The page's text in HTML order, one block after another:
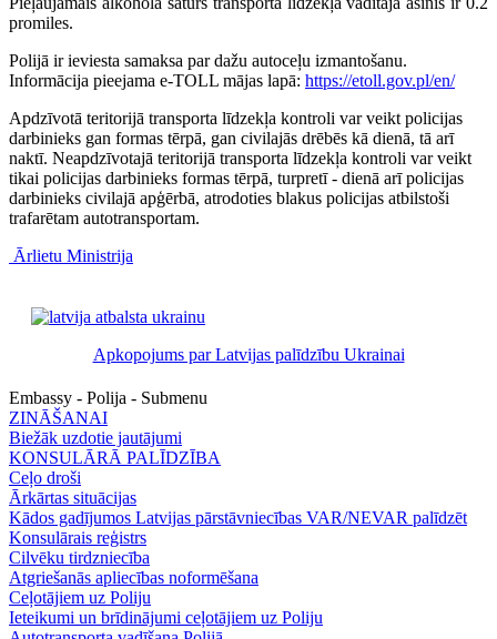
promiles.
Polijā ir ieviesta samaksa par dažu autoceļu izmantošanu.
Informācija pieejama e-TOLL mājas lapā: https://etoll.gov.pl/en/
Apdzīvotā teritorijā transporta līdzekļa kontroli var veikt policijas
darbinieks gan formas tērpā, gan civilajās drēbēs kā dienā, tā arī
naktī. Neapdzīvotajā teritorijā transporta līdzekļa kontroli var veikt
tikai policijas darbinieks formas tērpā, turpretī - dienā arī policijas
darbinieks civilajā apģērbā, atrodoties blakus policijas atbilstoši
trafarētam autotransportam.
Ārlietu Ministrija
Apkopojums par Latvijas palīdzību Ukrainai
Embassy - Polija - Submenu
ZINĀŠANAI
Biežāk uzdotie jautājumi
KONSULĀRĀ PALĪDZĪBA
Ceļo droši
Ārkārtas situācijas
Kādos gadījumos Latvijas pārstāvniecības VAR/NEVAR palīdzēt
Konsulārais reģistrs
Cilvēku tirdzniecība
Atgriešanās apliecības noformēšana
Ceļotājiem uz Poliju
Ieteikumi un brīdinājumi ceļotājiem uz Poliju